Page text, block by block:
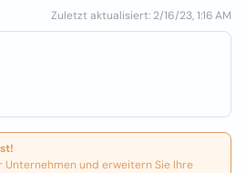
Zuletzt aktualisiert: 2/16/23, 1:16 AM
Unternehmen und erweitern Sie Ihre